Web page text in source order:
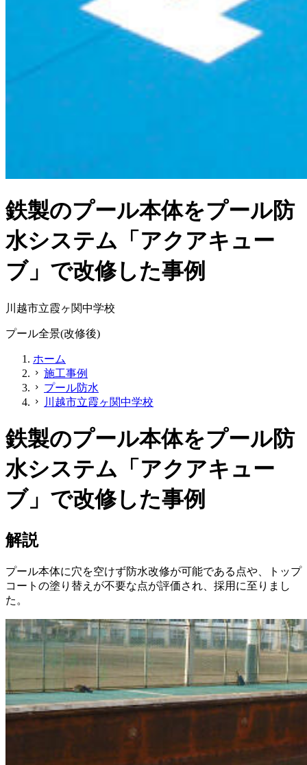
鉄製のプール本体をプール防
水システム「アクアキュー
ブ」で改修した事例
川越市立霞ヶ関中学校
プール全景(改修後)
ホーム
chevron_right 施工事例
chevron_right プール防水
chevron_right 川越市立霞ヶ関中学校
鉄製のプール本体をプール防
水システム「アクアキュー
ブ」で改修した事例
解説
プール本体に穴を空けず防水改修が可能である点や、トップ
コートの塗り替えが不要な点が評価され、採用に至りまし
た。